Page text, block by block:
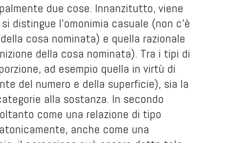
due cose. Innanzitutto, viene
distingue l’omonimia casuale (non c’è
cosa nominata) e quella razionale
della cosa nominata). Tra i tipi di
ad esempio quella in virtù di
del numero e della superficie), sia la
alla sostanza. In secondo
come una relazione di tipo
anche come una